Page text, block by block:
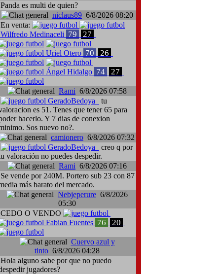
Panda es multi de quien?
niclaus89 6/8/2026 08:20
En venta:
Wilfredo Medinaceli 79 27
Uriel Otero 70 26
Ángel Hidalgo 74 27
Rami 6/8/2026 07:58
GeradoBedoya
tu
es 51. Tenes que tener 65 para
hacerlo. Y 7 dias de conexion
Sos nuevo no?.
camionero 6/8/2026 07:32
GeradoBedoya
creo q por
valoración no puedes despedir.
Rami 6/8/2026 07:16
Se vende por 240M. Portero sub 23 con 87
más barato del mercado.
Nebjeperure 6/8/2026
05:30
CEDO O VENDO
Fabian Fuentes 76 20
Cuervo azul y
tinto 6/8/2026 04:28
Hola alguno sabe por que no puedo
jugadores?